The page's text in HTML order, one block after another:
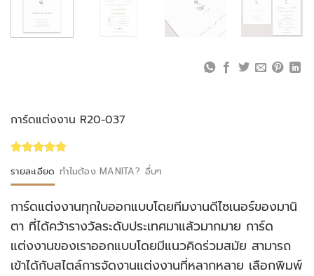
การ์ดแต่งงาน R20-037
out of 5
based on
rating
รายละเอียด ทำไมต้อง MANITA? อื่นๆ
การ์ดแต่งงานทุกใบออกแบบโดยทีมงานดีไซเนอร์ของมานิ
ตา ที่ได้คว้ารางวัลระดับประเทศมาแล้วมากมาย การ์ด
แต่งงานของเราออกแบบโดยมีแนวคิดร่วมสมัย สามารถ
เข้าได้กับสไตล์การจัดงานแต่งงานที่หลากหลาย เลือกพิมพ์